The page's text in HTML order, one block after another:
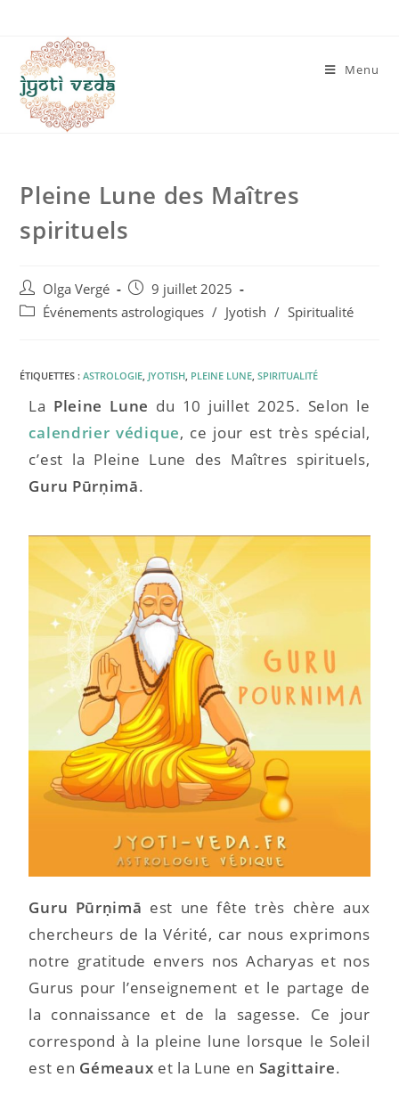
Menu
Pleine Lune des Maîtres
spirituels
Olga Vergé
9 juillet 2025
Événements astrologiques / Jyotish / Spiritualité
ÉTIQUETTES :ASTROLOGIE, JYOTISH, PLEINE LUNE, SPIRITUALITÉ
La Pleine Lune du 10 juillet 2025. Selon le
calendrier védique, ce jour est très spécial,
c’est la Pleine Lune des Maîtres spirituels,
Guru Pūrṇimā.
Guru Pūrṇimā est une fête très chère aux
chercheurs de la Vérité, car nous exprimons
notre gratitude envers nos Acharyas et nos
Gurus pour l’enseignement et le partage de
la connaissance et de la sagesse. Ce jour
correspond à la pleine lune lorsque le Soleil
est en Gémeaux et la Lune en Sagittaire.